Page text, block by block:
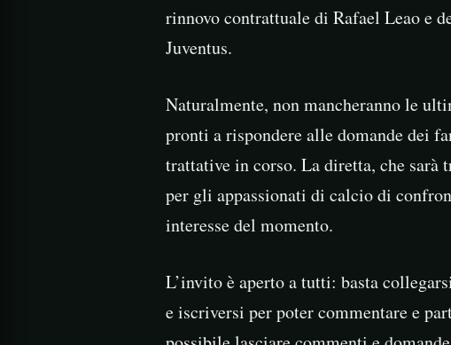
rinnovo contrattuale di Rafael Leao e
Juventus.
Naturalmente, non mancheranno le
pronti a rispondere alle domande dei
trattative in corso. La diretta, che sarà
per gli appassionati di calcio di
interesse del momento.
L’invito è aperto a tutti: basta
e iscriversi per poter commentare e